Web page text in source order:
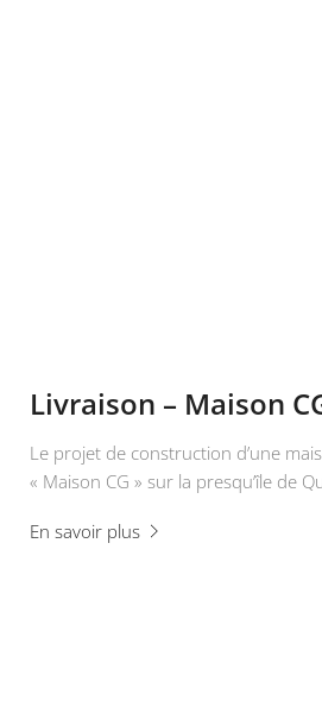
Livraison – Maison
Le projet de construction d’une
« Maison CG » sur la presqu’île de
En savoir plus